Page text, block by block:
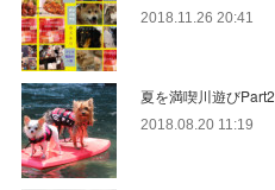
2018.11.26 20:41
夏を満喫川遊びPart2
2018.08.20 11:19